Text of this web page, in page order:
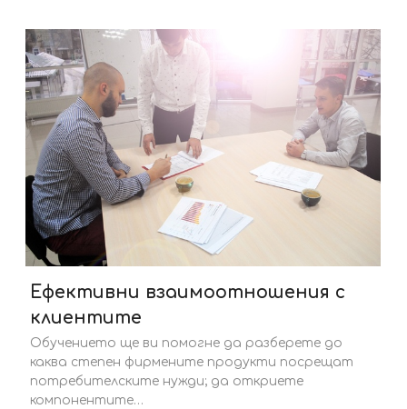
Ефективни взаимоотношения с
клиентите
Обучението ще ви помогне да разберете до
каква степен фирмените продукти посрещат
потребителските нужди; да откриете
компонентите…